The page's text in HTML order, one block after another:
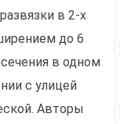
в 2-х
до 6
в одном
с улицей
Авторы